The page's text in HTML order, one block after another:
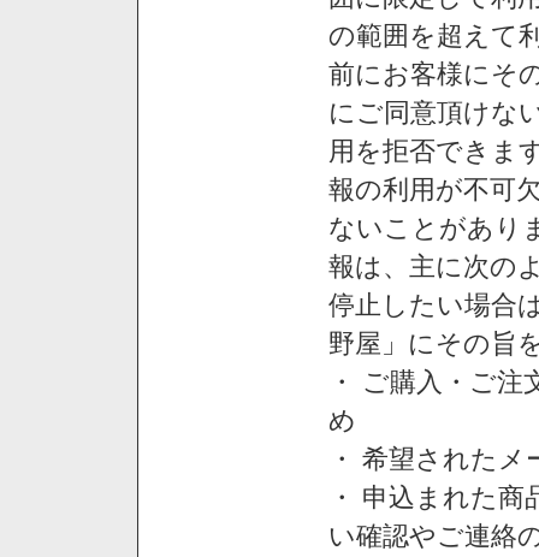
の範囲を超えて
前にお客様にそ
にご同意頂けな
用を拒否できま
報の利用が不可
ないことがあり
報は、主に次の
停止したい場合
野屋」にその旨
・ ご購入・ご
め
・ 希望された
・ 申込まれた
い確認やご連絡